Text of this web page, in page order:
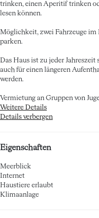
trinken, einen Aperitif trinken
lesen können.
Möglichkeit, zwei Fahrzeuge
parken.
Das Haus ist zu jeder Jahreszeit
auch für einen längeren
werden.
Vermietung an Gruppen von
Weitere Details
Details verbergen
Eigenschaften
Meerblick
Internet
Haustiere erlaubt
Klimaanlage